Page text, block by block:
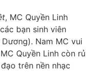
, MC Quyền Linh
bạn sinh viên
Nam MC vui
Quyền Linh còn rủ
trên nền nhạc